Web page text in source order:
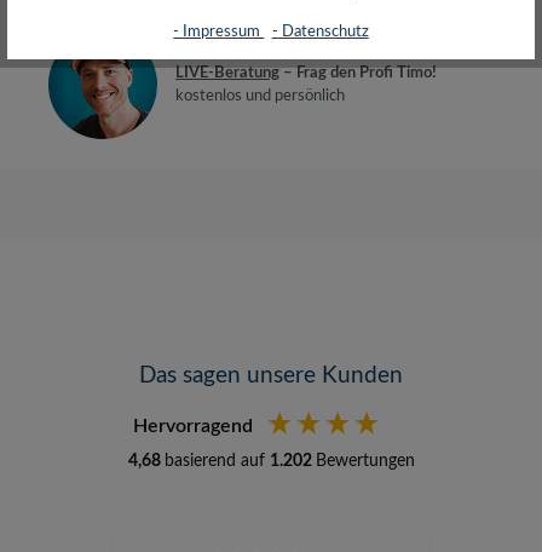
LIVE-Beratung– Frag den Profi Timo!
kostenlos und persönlich
Das sagen unsere Kunden
Hervorragend
4,68 basierend auf 1.202 Bewertungen
- Impressum - Datenschutz